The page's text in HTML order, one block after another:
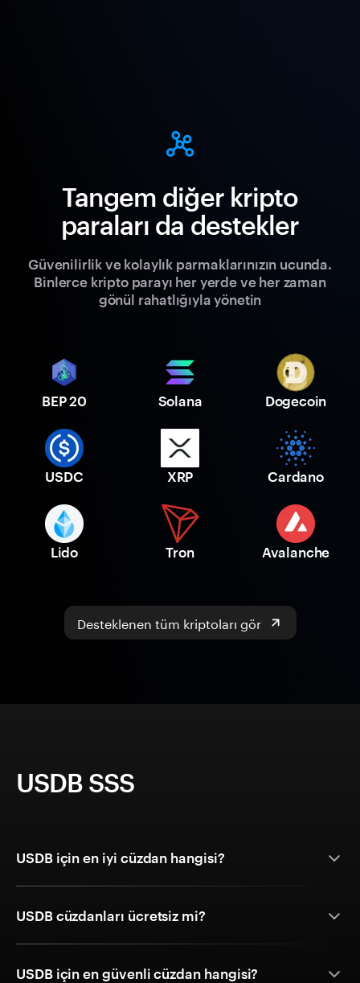
Tangem diğer kripto
paraları da destekler
Güvenilirlik ve kolaylık parmaklarınızın ucunda.
Binlerce kripto parayı her yerde ve her zaman
gönül rahatlığıyla yönetin
BEP 20 Solana Dogecoin
USDC XRP Cardano
Lido Tron Avalanche
Desteklenen tüm kriptoları gör
USDB SSS
USDB için en iyi cüzdan hangisi?
USDB cüzdanları ücretsiz mi?
USDB için en güvenli cüzdan hangisi?